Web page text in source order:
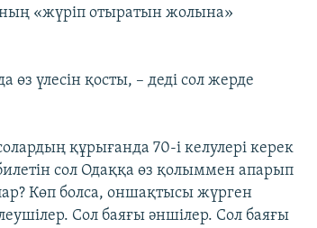
«жүріп отыратын жолына»
үлесін қосты, – деді сол жерде
құрығанда 70-і келулері керек
сол Одаққа өз қолыммен апарып
Көп болса, оншақтысы жүрген
Сол баяғы әншілер. Сол баяғы